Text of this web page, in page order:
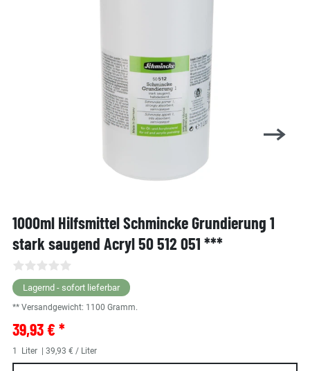
1000ml Hilfsmittel Schmincke Grundierung 1
stark saugend Acryl 50 512 051 ***
Lagernd - sofort lieferbar
** Versandgewicht: 1100 Gramm.
39,93 € *
1 Liter | 39,93 € / Liter